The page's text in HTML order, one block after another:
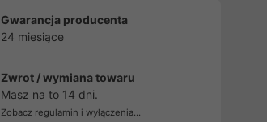
Gwarancja producenta
24 miesiące
Zwrot / wymiana towaru
Masz na to 14 dni.
Zobacz regulamin i wyłączenia...